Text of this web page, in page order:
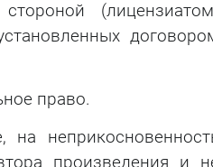
право.
произведения и